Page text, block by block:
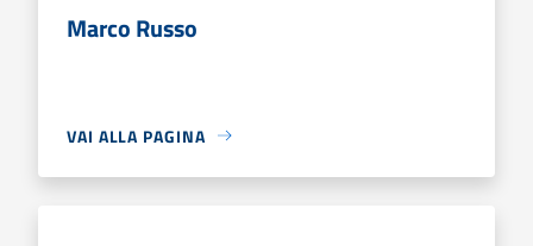
Marco Russo
VAI ALLA PAGINA